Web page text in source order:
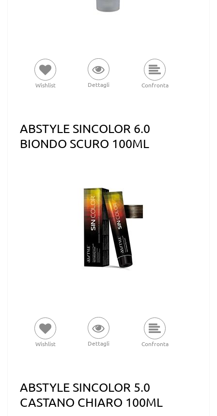
Wishlist Dettagli Confronta
ABSTYLE SINCOLOR 6.0
BIONDO SCURO 100ML
Wishlist Dettagli Confronta
ABSTYLE SINCOLOR 5.0
CASTANO CHIARO 100ML